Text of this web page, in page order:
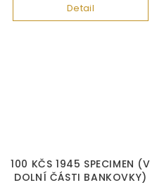
Detail
100 KČS 1945 SPECIMEN (V
DOLNÍ ČÁSTI BANKOVKY)